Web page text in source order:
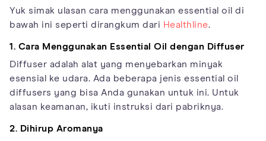
Yuk simak ulasan cara menggunakan essential oil di
bawah ini seperti dirangkum dari Healthline.
1. Cara Menggunakan Essential Oil dengan Diffuser
Diffuser adalah alat yang menyebarkan minyak
esensial ke udara. Ada beberapa jenis essential oil
diffusers yang bisa Anda gunakan untuk ini. Untuk
alasan keamanan, ikuti instruksi dari pabriknya.
2. Dihirup Aromanya